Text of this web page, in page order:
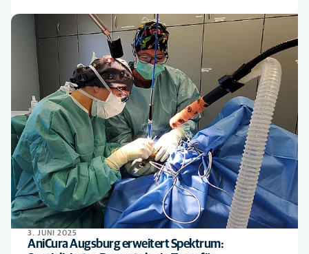
3. JUNI 2025
AniCura Augsburg erweitert Spektrum: